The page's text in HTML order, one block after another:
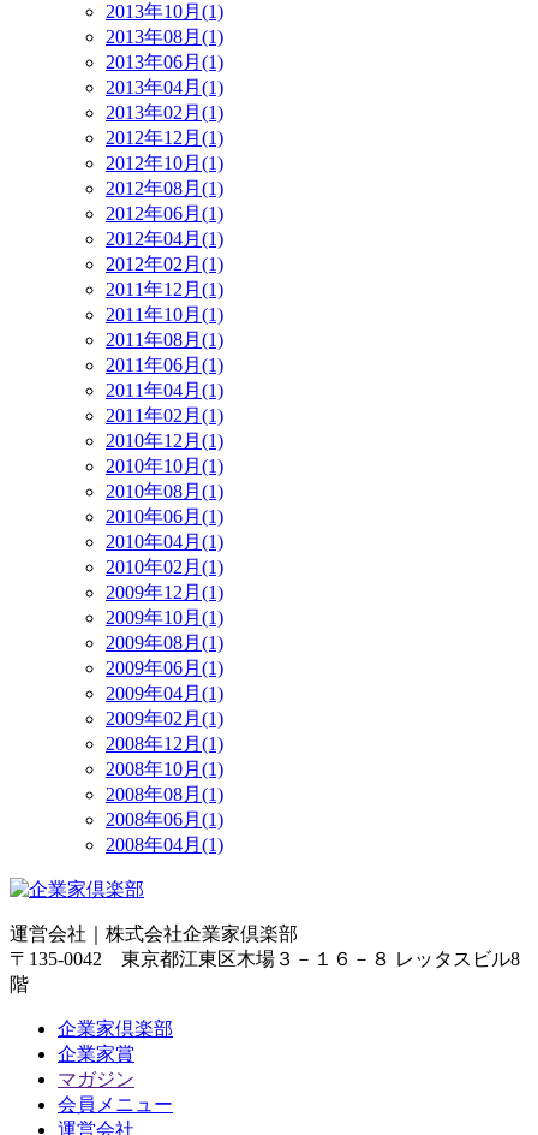
2013年10月(1)
2013年08月(1)
2013年06月(1)
2013年04月(1)
2013年02月(1)
2012年12月(1)
2012年10月(1)
2012年08月(1)
2012年06月(1)
2012年04月(1)
2012年02月(1)
2011年12月(1)
2011年10月(1)
2011年08月(1)
2011年06月(1)
2011年04月(1)
2011年02月(1)
2010年12月(1)
2010年10月(1)
2010年08月(1)
2010年06月(1)
2010年04月(1)
2010年02月(1)
2009年12月(1)
2009年10月(1)
2009年08月(1)
2009年06月(1)
2009年04月(1)
2009年02月(1)
2008年12月(1)
2008年10月(1)
2008年08月(1)
2008年06月(1)
2008年04月(1)
運営会社｜ 株式会社企業家倶楽部
〒135-0042 東京都江東区木場３－１６－８ レッタスビル8
階
企業家倶楽部
企業家賞
マガジン
会員メニュー
運営会社